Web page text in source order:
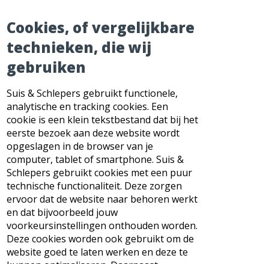
Cookies, of vergelijkbare
technieken, die wij
gebruiken
Suis & Schlepers gebruikt functionele,
analytische en tracking cookies. Een
cookie is een klein tekstbestand dat bij het
eerste bezoek aan deze website wordt
opgeslagen in de browser van je
computer, tablet of smartphone. Suis &
Schlepers gebruikt cookies met een puur
technische functionaliteit. Deze zorgen
ervoor dat de website naar behoren werkt
en dat bijvoorbeeld jouw
voorkeursinstellingen onthouden worden.
Deze cookies worden ook gebruikt om de
website goed te laten werken en deze te